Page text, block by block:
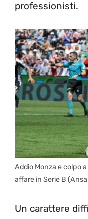
professionisti.
Addio Monza e colpo
affare in Serie B
Un carattere